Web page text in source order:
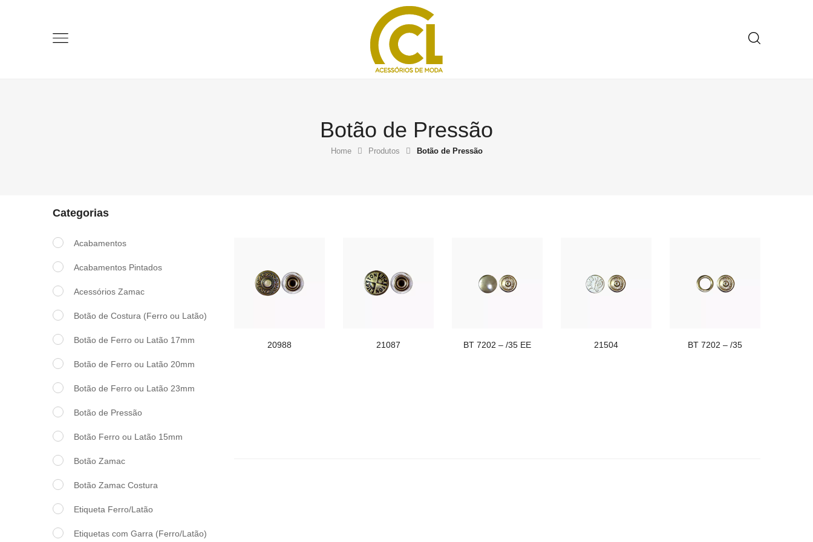
Botão de Pressão
Home Produtos Botão de Pressão
Categorias
Acabamentos
Acabamentos Pintados
Acessórios Zamac
Botão de Costura (Ferro ou Latão)
Botão de Ferro ou Latão 17mm
Botão de Ferro ou Latão 20mm
Botão de Ferro ou Latão 23mm
Botão de Pressão
Botão Ferro ou Latão 15mm
Botão Zamac
Botão Zamac Costura
Etiqueta Ferro/Latão
Etiquetas com Garra (Ferro/Latão)
20988 21087 BT 7202 – /35 EE 21504 BT 7202 – /35